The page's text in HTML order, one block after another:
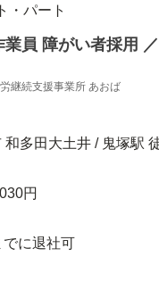
・パート
業員 障がい者採用
継続支援事業所 あおば
和多田大土井 / 鬼塚駅
円
でに退社可